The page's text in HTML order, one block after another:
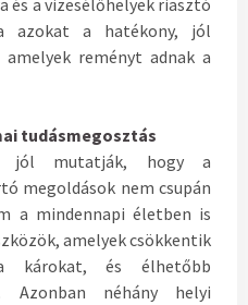
és a vizesélőhelyek riasztó
azokat a hatékony, jól
reményt adnak a
tudásmegosztás
jól mutatják, hogy a
megoldások nem csupán
a mindennapi életben is
amelyek csökkentik
károkat, és élhetőbb
Azonban néhány helyi